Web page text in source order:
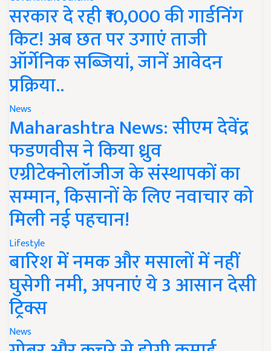
सरकार दे रही ₹10,000 की गार्डनिंग
किट! अब छत पर उगाएं ताजी
ऑर्गेनिक सब्जियां, जानें आवेदन
प्रक्रिया..
News
Maharashtra News: सीएम देवेंद्र
फडणवीस ने किया ध्रुव
एग्रीटेक्नोलॉजीज के संस्थापकों का
सम्मान, किसानों के लिए नवाचार को
मिली नई पहचान!
Lifestyle
बारिश में नमक और मसालों में नहीं
घुसेगी नमी, अपनाएं ये 3 आसान देसी
ट्रिक्स
News